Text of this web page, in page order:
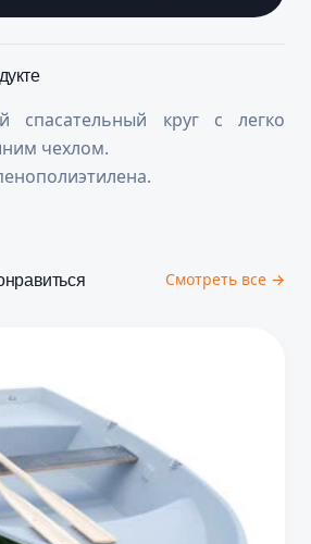
спасательный круг с легко
чехлом.
Смотреть все →